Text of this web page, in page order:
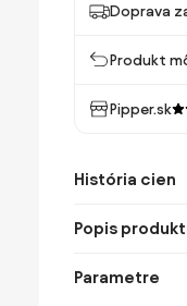
Doprava
Produkt
Pipper.sk
História cien
Popis
Parametre